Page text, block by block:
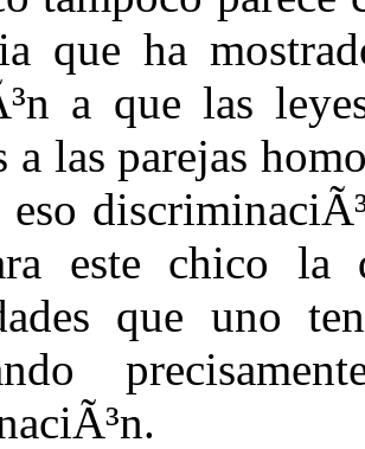
que ha
a que las
a las parejas
eso
este chico la
que uno